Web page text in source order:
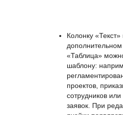
Колонку «Текст»
дополнительном
«Таблица»